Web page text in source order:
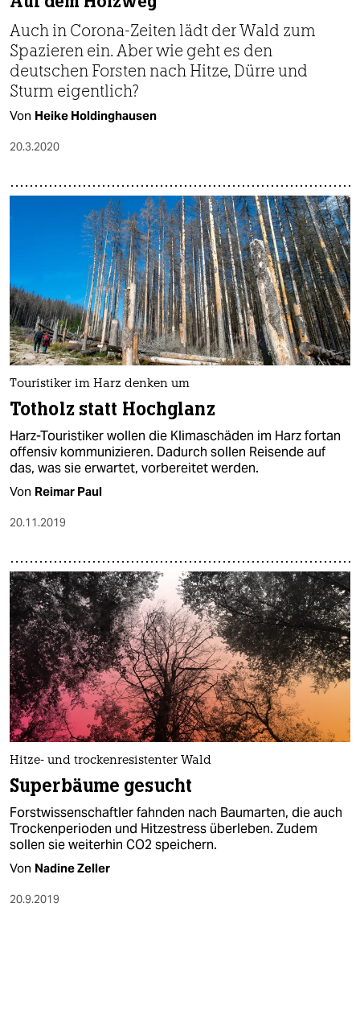
Auch in Corona-Zeiten lädt der Wald zum
Spazieren ein. Aber wie geht es den
deutschen Forsten nach Hitze, Dürre und
Sturm eigentlich?
Von Heike Holdinghausen
20.3.2020
Touristiker im Harz denken um
Totholz statt Hochglanz
Harz-Touristiker wollen die Klimaschäden im Harz fortan
offensiv kommunizieren. Dadurch sollen Reisende auf
das, was sie erwartet, vorbereitet werden.
Von Reimar Paul
20.11.2019
Hitze- und trockenresistenter Wald
Superbäume gesucht
Forstwissenschaftler fahnden nach Baumarten, die auch
Trockenperioden und Hitzestress überleben. Zudem
sollen sie weiterhin CO2 speichern.
Von Nadine Zeller
20.9.2019